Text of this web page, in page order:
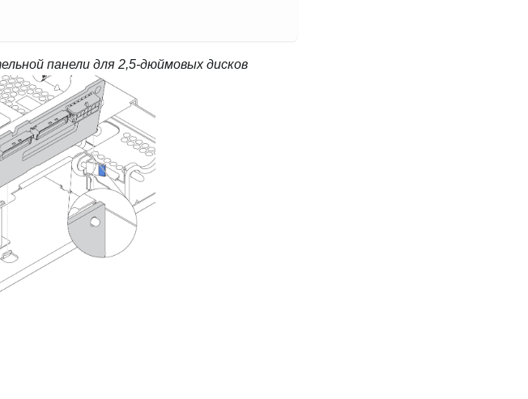
панели для 2,5-дюймовых дисков